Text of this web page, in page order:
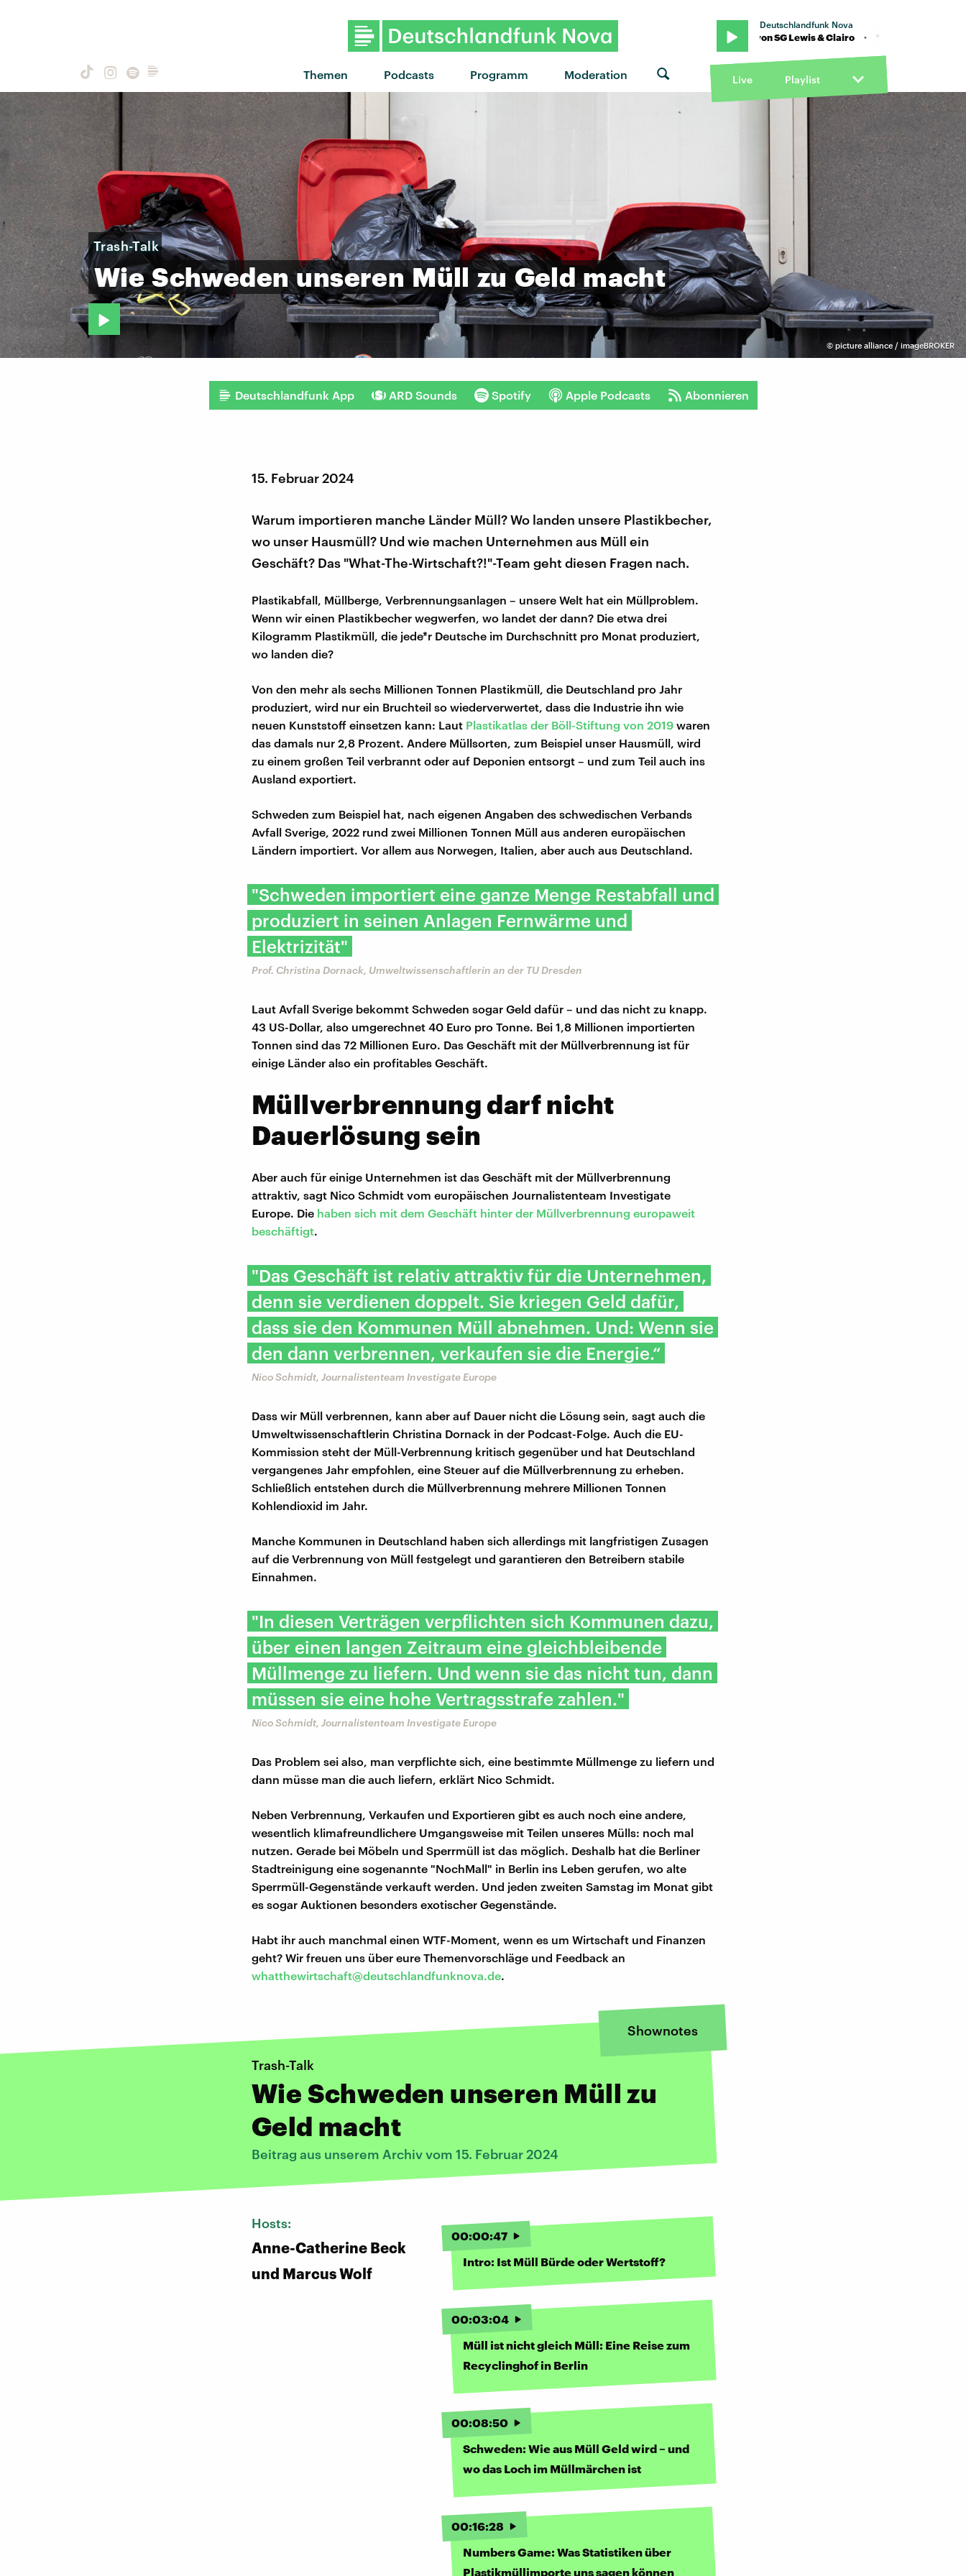
Themen Podcasts Programm Moderation
Deutschlandfunk Nova
"Better" von SG Lewis & Clairo · "Better" von SG Lewis & Clairo · "Better" von SG Lewis & Clairo
Live Playlist
© picture alliance / imageBROKER
Trash-Talk
Wie Schweden unseren Müll zu Geld macht
Deutschlandfunk App ARD Sounds Spotify Apple Podcasts Abonnieren
15. Februar 2024
Warum importieren manche Länder Müll? Wo landen unsere Plastikbecher,
wo unser Hausmüll? Und wie machen Unternehmen aus Müll ein
Geschäft? Das "What-The-Wirtschaft?!"-Team geht diesen Fragen nach.
Plastikabfall, Müllberge, Verbrennungsanlagen – unsere Welt hat ein Müllproblem.
Wenn wir einen Plastikbecher wegwerfen, wo landet der dann? Die etwa drei
Kilogramm Plastikmüll, die jede*r Deutsche im Durchschnitt pro Monat produziert,
wo landen die?
Von den mehr als sechs Millionen Tonnen Plastikmüll, die Deutschland pro Jahr
produziert, wird nur ein Bruchteil so wiederverwertet, dass die Industrie ihn wie
neuen Kunststoff einsetzen kann: Laut Plastikatlas der Böll-Stiftung von 2019 waren
das damals nur 2,8 Prozent. Andere Müllsorten, zum Beispiel unser Hausmüll, wird
zu einem großen Teil verbrannt oder auf Deponien entsorgt – und zum Teil auch ins
Ausland exportiert.
Schweden zum Beispiel hat, nach eigenen Angaben des schwedischen Verbands
Avfall Sverige, 2022 rund zwei Millionen Tonnen Müll aus anderen europäischen
Ländern importiert. Vor allem aus Norwegen, Italien, aber auch aus Deutschland.
"Schweden importiert eine ganze Menge Restabfall und
produziert in seinen Anlagen Fernwärme und
Elektrizität"
Prof. Christina Dornack, Umweltwissenschaftlerin an der TU Dresden
Laut Avfall Sverige bekommt Schweden sogar Geld dafür – und das nicht zu knapp.
43 US-Dollar, also umgerechnet 40 Euro pro Tonne. Bei 1,8 Millionen importierten
Tonnen sind das 72 Millionen Euro. Das Geschäft mit der Müllverbrennung ist für
einige Länder also ein profitables Geschäft.
Müllverbrennung darf nicht
Dauerlösung sein
Aber auch für einige Unternehmen ist das Geschäft mit der Müllverbrennung
attraktiv, sagt Nico Schmidt vom europäischen Journalistenteam Investigate
Europe. Die haben sich mit dem Geschäft hinter der Müllverbrennung europaweit
beschäftigt.
"Das Geschäft ist relativ attraktiv für die Unternehmen,
denn sie verdienen doppelt. Sie kriegen Geld dafür,
dass sie den Kommunen Müll abnehmen. Und: Wenn sie
den dann verbrennen, verkaufen sie die Energie.“
Nico Schmidt, Journalistenteam Investigate Europe
Dass wir Müll verbrennen, kann aber auf Dauer nicht die Lösung sein, sagt auch die
Umweltwissenschaftlerin Christina Dornack in der Podcast-Folge. Auch die EU-
Kommission steht der Müll-Verbrennung kritisch gegenüber und hat Deutschland
vergangenes Jahr empfohlen, eine Steuer auf die Müllverbrennung zu erheben.
Schließlich entstehen durch die Müllverbrennung mehrere Millionen Tonnen
Kohlendioxid im Jahr.
Manche Kommunen in Deutschland haben sich allerdings mit langfristigen Zusagen
auf die Verbrennung von Müll festgelegt und garantieren den Betreibern stabile
Einnahmen.
"In diesen Verträgen verpflichten sich Kommunen dazu,
über einen langen Zeitraum eine gleichbleibende
Müllmenge zu liefern. Und wenn sie das nicht tun, dann
müssen sie eine hohe Vertragsstrafe zahlen."
Nico Schmidt, Journalistenteam Investigate Europe
Das Problem sei also, man verpflichte sich, eine bestimmte Müllmenge zu liefern und
dann müsse man die auch liefern, erklärt Nico Schmidt.
Neben Verbrennung, Verkaufen und Exportieren gibt es auch noch eine andere,
wesentlich klimafreundlichere Umgangsweise mit Teilen unseres Mülls: noch mal
nutzen. Gerade bei Möbeln und Sperrmüll ist das möglich. Deshalb hat die Berliner
Stadtreinigung eine sogenannte "NochMall" in Berlin ins Leben gerufen, wo alte
Sperrmüll-Gegenstände verkauft werden. Und jeden zweiten Samstag im Monat gibt
es sogar Auktionen besonders exotischer Gegenstände.
Habt ihr auch manchmal einen WTF-Moment, wenn es um Wirtschaft und Finanzen
geht? Wir freuen uns über eure Themenvorschläge und Feedback an
whatthewirtschaft@deutschlandfunknova.de.
Shownotes
Trash-Talk
Wie Schweden unseren Müll zu
Geld macht
Beitrag aus unserem Archiv vom 15. Februar 2024
Hosts:
Anne-Catherine Beck
und Marcus Wolf
00:00:47
Intro: Ist Müll Bürde oder Wertstoff?
00:03:04
Müll ist nicht gleich Müll: Eine Reise zum
Recyclinghof in Berlin
00:08:50
Schweden: Wie aus Müll Geld wird – und
wo das Loch im Müllmärchen ist
00:16:28
Numbers Game: Was Statistiken über
Plastikmüllimporte uns sagen können